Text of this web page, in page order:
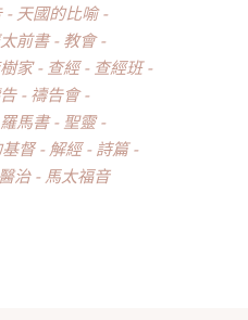
天國的比喻
前書
教會
家 查經
查經班
禱告會
羅馬書
聖靈
督 解經
詩篇
醫治 馬太福音